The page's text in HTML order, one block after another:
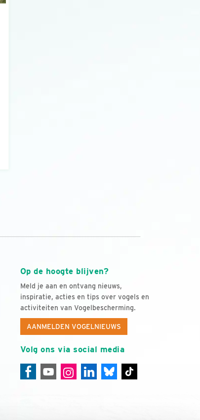
Op de hoogte blijven?
Meld je aan en ontvang nieuws,
inspiratie, acties en tips over vogels en
activiteiten van Vogelbescherming.
AANMELDEN VOGELNIEUWS
Volg ons via social media